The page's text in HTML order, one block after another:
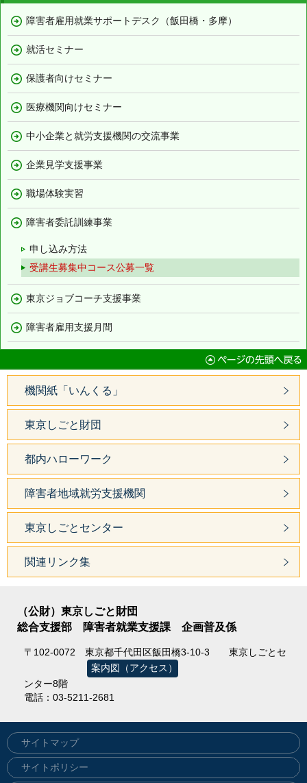
障害者雇用就業サポートデスク（飯田橋・多摩）
就活セミナー
保護者向けセミナー
医療機関向けセミナー
中小企業と就労支援機関の交流事業
企業見学支援事業
職場体験実習
障害者委託訓練事業
申し込み方法
受講生募集中コース公募一覧
東京ジョブコーチ支援事業
障害者雇用支援月間
機関紙「いんくる」
東京しごと財団
都内ハローワーク
障害者地域就労支援機関
東京しごとセンター
関連リンク集
（公財）東京しごと財団
総合支援部 障害者就業支援課 企画普及係
〒102-0072 東京都千代田区飯田橋3-10-3 東京しごとセ
ンター8階
案内図（アクセス）
電話：03-5211-2681
サイトマップ
サイトポリシー